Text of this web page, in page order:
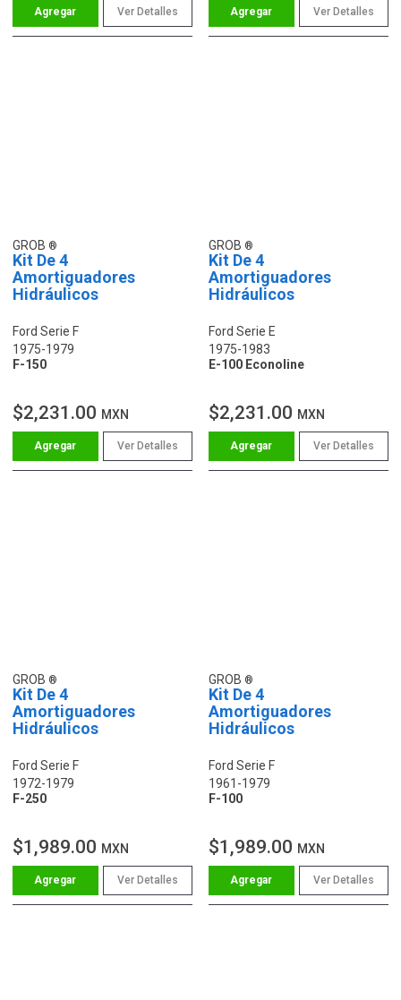
Ver Detalles Ver Detalles
GROB
Kit De 4
Amortiguadores
Hidráulicos
Ford Serie F
1975-1979
F-150
$2,231.00 MXN
Ver Detalles
GROB
Kit De 4
Amortiguadores
Hidráulicos
Ford Serie E
1975-1983
E-100 Econoline
$2,231.00 MXN
Ver Detalles
GROB
Kit De 4
Amortiguadores
Hidráulicos
Ford Serie F
1972-1979
F-250
$1,989.00 MXN
Ver Detalles
GROB
Kit De 4
Amortiguadores
Hidráulicos
Ford Serie F
1961-1979
F-100
$1,989.00 MXN
Ver Detalles